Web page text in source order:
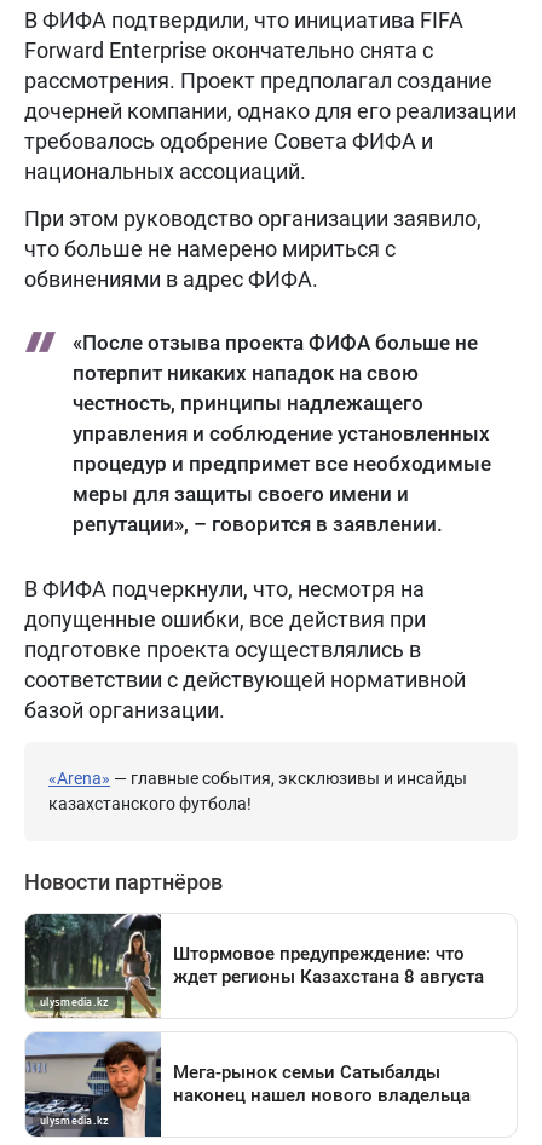
В ФИФА подтвердили, что инициатива FIFA
Forward Enterprise окончательно снята с
рассмотрения. Проект предполагал создание
дочерней компании, однако для его реализации
требовалось одобрение Совета ФИФА и
национальных ассоциаций.
При этом руководство организации заявило,
что больше не намерено мириться с
обвинениями в адрес ФИФА.
«После отзыва проекта ФИФА больше не
потерпит никаких нападок на свою
честность, принципы надлежащего
управления и соблюдение установленных
процедур и предпримет все необходимые
меры для защиты своего имени и
репутации», – говорится в заявлении.
В ФИФА подчеркнули, что, несмотря на
допущенные ошибки, все действия при
подготовке проекта осуществлялись в
соответствии с действующей нормативной
базой организации.
«Arena» — главные события, эксклюзивы и инсайды
казахстанского футбола!